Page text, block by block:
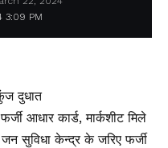
3:09 PM
आधार कार्ड, मार्कशीट मिले
सुविधा केन्द्र के जरिए फर्जी